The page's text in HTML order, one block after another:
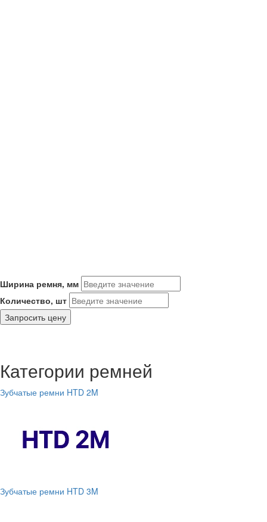
Ширина ремня, мм
Количество, шт
Запросить цену
Категории ремней
Зубчатые ремни HTD 2M
Зубчатые ремни HTD 3M